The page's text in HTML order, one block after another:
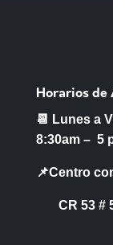
Horarios de
📆 Lunes a
8:30am – 5
📌Centro
CR 53 #